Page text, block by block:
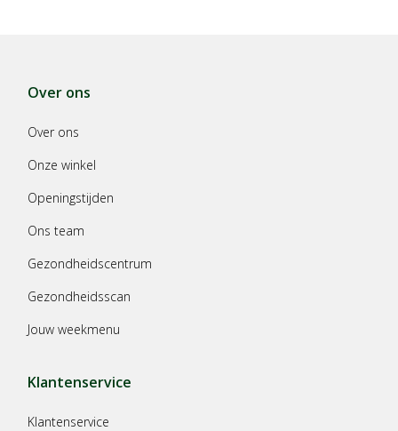
Over ons
Over ons
Onze winkel
Openingstijden
Ons team
Gezondheidscentrum
Gezondheidsscan
Jouw weekmenu
Klantenservice
Klantenservice